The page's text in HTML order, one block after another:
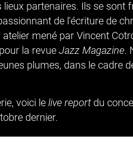
lieux partenaires. Ils se sont
de l'écriture de
mené par Vincent
la revueJazz Magazine.
plumes, dans le cadre
voici lelive reportdu
dernier.